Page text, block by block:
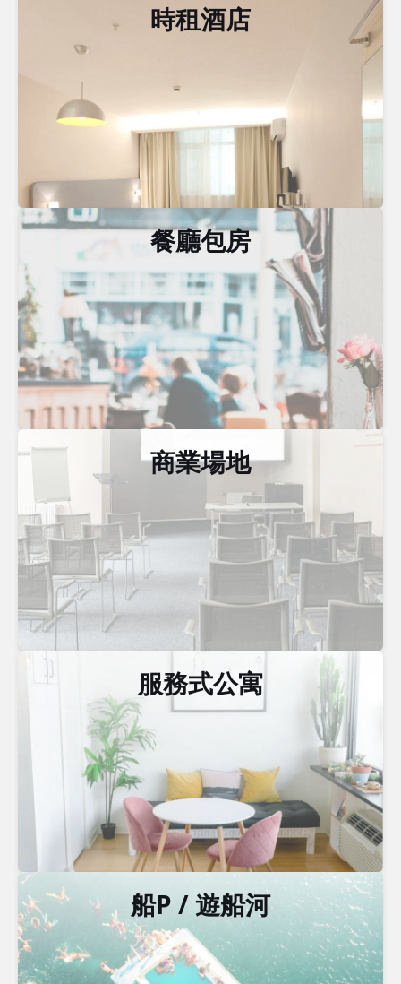
時租酒店
餐廳包房
商業場地
服務式公寓
船P / 遊船河